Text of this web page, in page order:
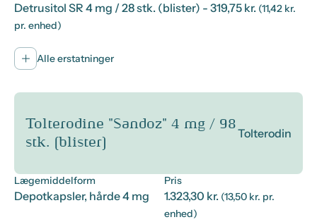
Detrusitol SR 4 mg / 28 stk. (blister) - 319,75 kr. (11,42 kr.
pr. enhed)
Alle erstatninger
Tolterodine "Sandoz" 4 mg / 98
stk. (blister)
Tolterodin
Lægemiddelform
Depotkapsler, hårde 4 mg
Pris
1.323,30 kr. (13,50 kr. pr.
enhed)